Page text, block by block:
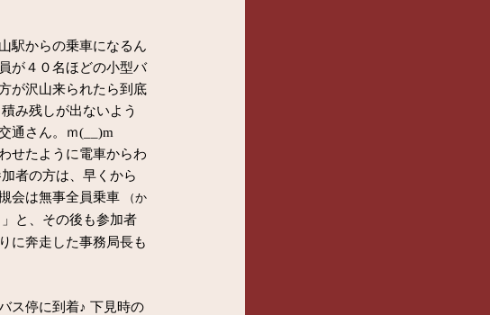
駅からの乗車になるん
が４０名ほどの小型バ
が沢山来られたら到底
み残しが出ないよう
通さん。ｍ(__)m
せたように電車からわ
者の方は、早くから
会は無事全員乗車
（か
と、その後も参加者
に奔走した事務局長も
ス停に到着♪ 下見時の